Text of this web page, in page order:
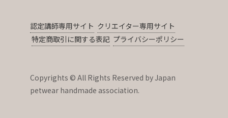
認定講師専用サイト クリエイター専用サイト
特定商取引に関する表記 プライバシーポリシー
Copyrights © All Rights Reserved by Japan
petwear handmade association.